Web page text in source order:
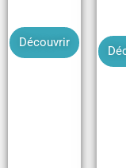
Découvrir